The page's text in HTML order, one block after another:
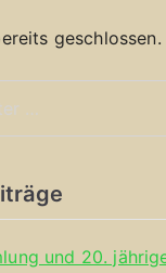
geschlossen.
und 20.